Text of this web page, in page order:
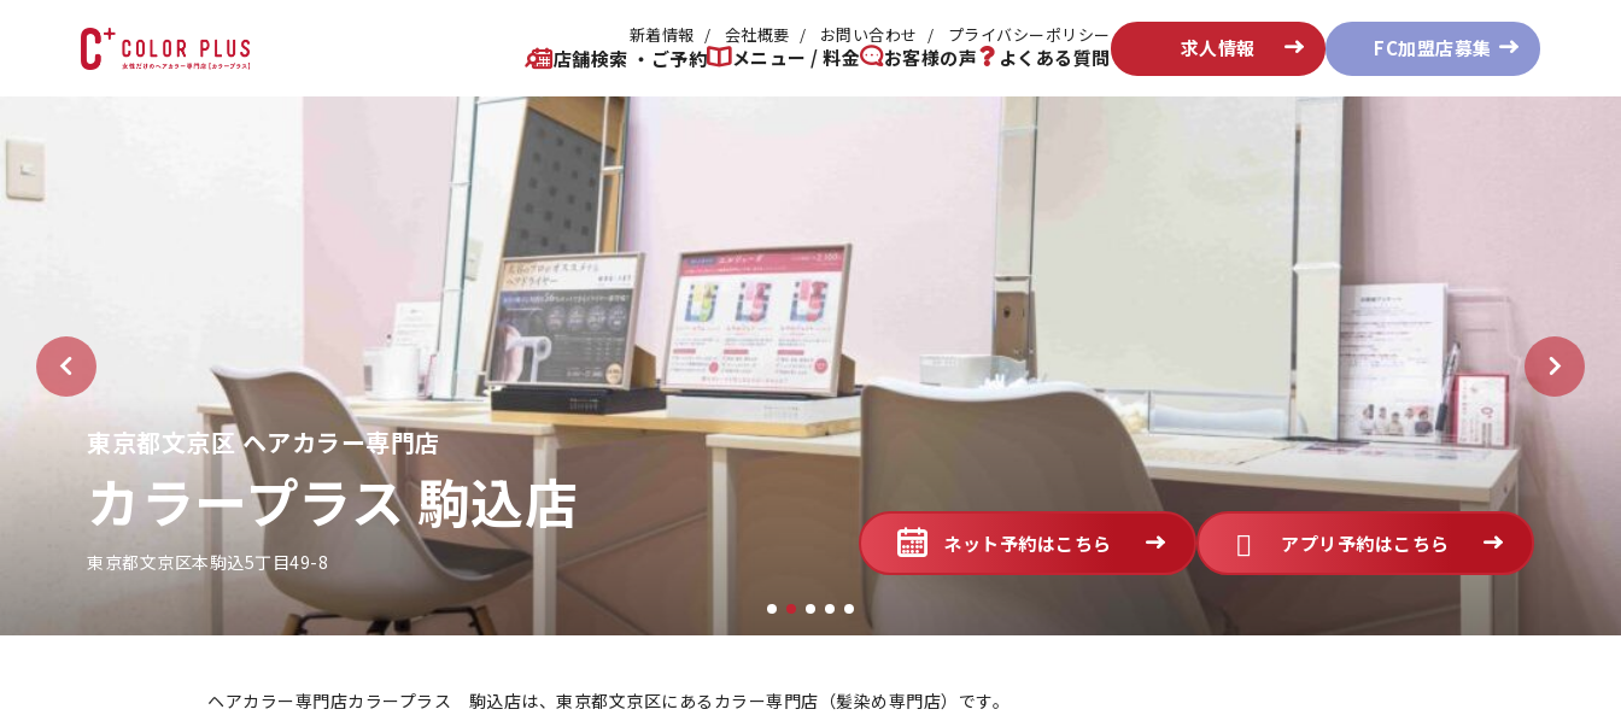
店舗検索 ・ご予約 メニュー / 料金 お客様の声 よくある質問
新着情報 会社概要 お問い合わせ プライバシーポリシー
求人情報 FC加盟店募集
東京都文京区 ヘアカラー専門店
カラープラス 駒込店
東京都文京区本駒込5丁目49-8
ネット予約はこちら アプリ予約はこちら
ヘアカラー専門店カラープラス 駒込店は、東京都文京区にあるカラー専門店（髪染め専門店）です。